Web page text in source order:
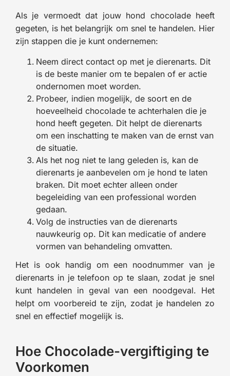
Als je vermoedt dat jouw hond chocolade heeft
gegeten, is het belangrijk om snel te handelen. Hier
zijn stappen die je kunt ondernemen:
Neem direct contact op met je dierenarts. Dit
is de beste manier om te bepalen of er actie
ondernomen moet worden.
Probeer, indien mogelijk, de soort en de
hoeveelheid chocolade te achterhalen die je
hond heeft gegeten. Dit helpt de dierenarts
om een inschatting te maken van de ernst van
de situatie.
Als het nog niet te lang geleden is, kan de
dierenarts je aanbevelen om je hond te laten
braken. Dit moet echter alleen onder
begeleiding van een professional worden
gedaan.
Volg de instructies van de dierenarts
nauwkeurig op. Dit kan medicatie of andere
vormen van behandeling omvatten.
Het is ook handig om een noodnummer van je
dierenarts in je telefoon op te slaan, zodat je snel
kunt handelen in geval van een noodgeval. Het
helpt om voorbereid te zijn, zodat je handelen zo
snel en effectief mogelijk is.
Hoe Chocolade-vergiftiging te
Voorkomen